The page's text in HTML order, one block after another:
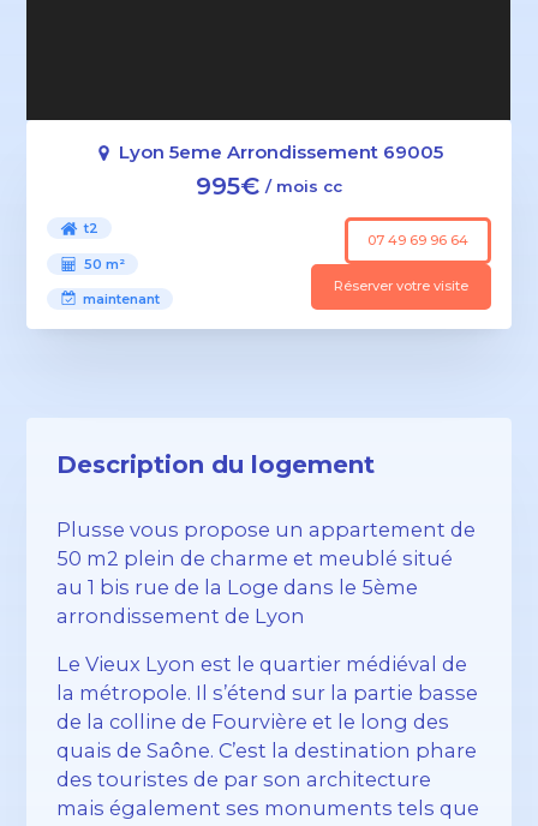
Lyon 5eme Arrondissement 69005
995€ / mois cc
t2
50 m²
maintenant
07 49 69 96 64
Réserver votre visite
Description du logement
Plusse vous propose un appartement de
50 m2 plein de charme et meublé situé
au 1 bis rue de la Loge dans le 5ème
arrondissement de Lyon
Le Vieux Lyon est le quartier médiéval de
la métropole. Il s’étend sur la partie basse
de la colline de Fourvière et le long des
quais de Saône. C’est la destination phare
des touristes de par son architecture
mais également ses monuments tels que